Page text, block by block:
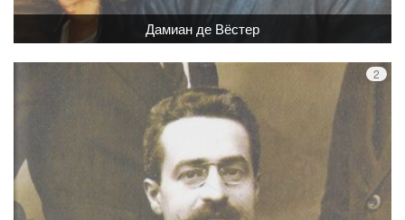
Дамиан де Вёстер